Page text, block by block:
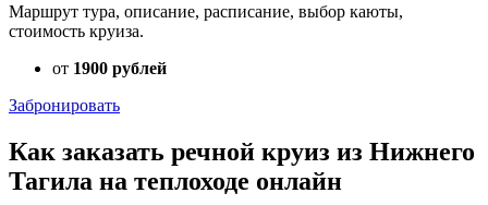
Маршрут тура, описание, расписание, выбор каюты,
стоимость круиза.
от 1900 рублей
Забронировать
Как заказать речной круиз из Нижнего
Тагила на теплоходе онлайн